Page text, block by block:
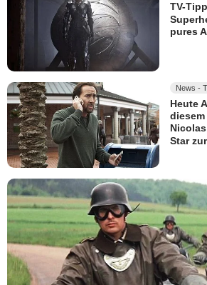
TV-
pures
News -
Heute
Star